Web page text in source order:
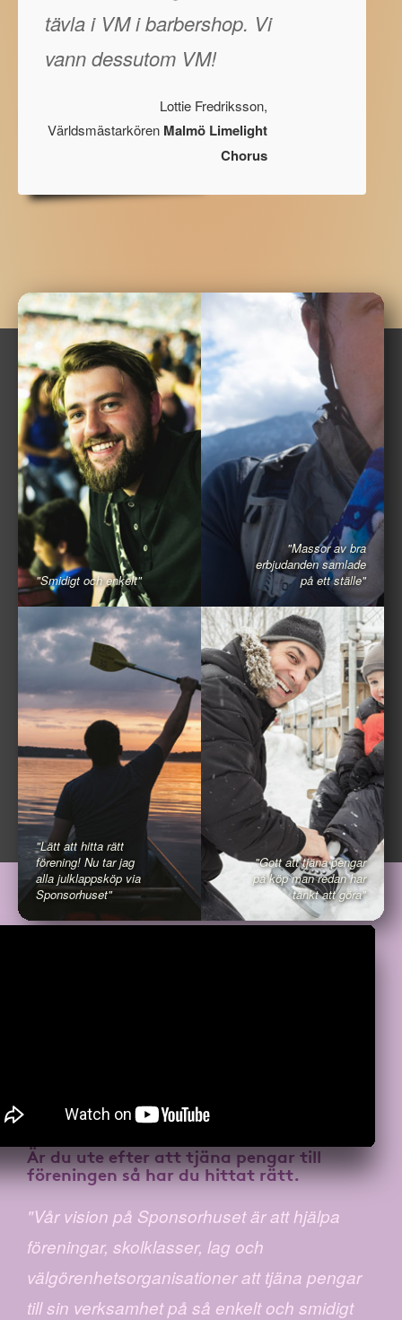
tävla i VM i barbershop. Vi
vann dessutom VM!
Lottie Fredriksson,
Världsmästarkören Malmö Limelight
Chorus
"Smidigt och enkelt"
"Massor av bra
erbjudanden samlade
på ett ställe"
"Lätt att hitta rätt
förening! Nu tar jag
alla julklappsköp via
Sponsorhuset"
"Gott att tjäna pengar
på köp man redan har
tänkt att göra"
Är du ute efter atttjäna pengar till
föreningenså har du hittat rätt.
"Vår vision på Sponsorhuset är att hjälpa
föreningar, skolklasser, lag och
välgörenhetsorganisationer att tjäna pengar
till sin verksamhet på så enkelt och smidigt